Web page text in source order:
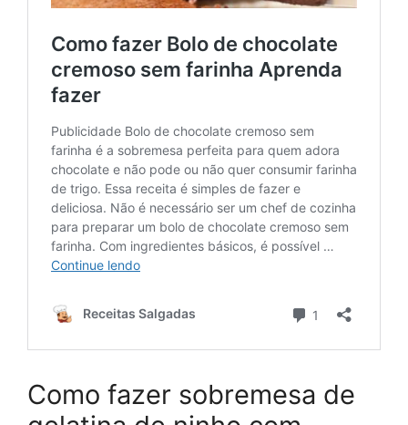
Como fazer sobremesa de